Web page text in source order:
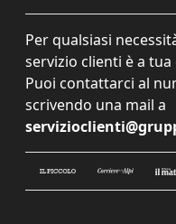
Per qualsiasi
servizio clienti è a
Puoi contattarci al
scrivendo una mail a